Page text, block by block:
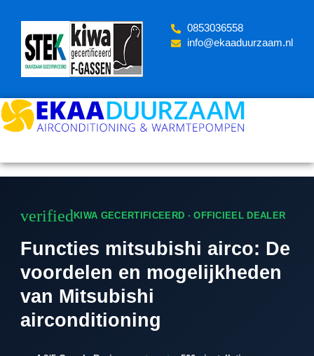
content
‪0853036558
info@ekaaduurzaam.nl
verified KIWA GECERTIFICEERD · OFFICIEEL DEALER
Functies mitsubishi airco: De
voordelen en mogelijkheden
van Mitsubishi
airconditioning